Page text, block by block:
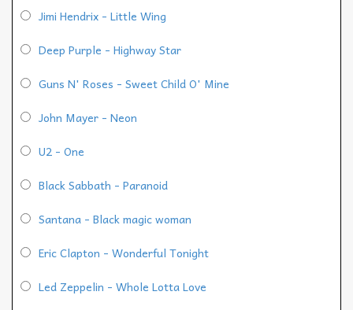
Jimi Hendrix - Little Wing
Deep Purple - Highway Star
Guns N' Roses - Sweet Child O' Mine
John Mayer - Neon
U2 - One
Black Sabbath - Paranoid
Santana - Black magic woman
Eric Clapton - Wonderful Tonight
Led Zeppelin - Whole Lotta Love